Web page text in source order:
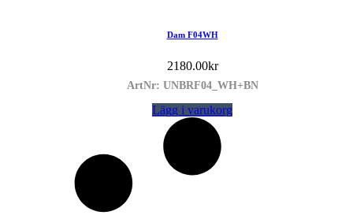
Dam F04WH
2180.00kr
ArtNr: UNBRF04_WH+BN
Lägg i varukorg